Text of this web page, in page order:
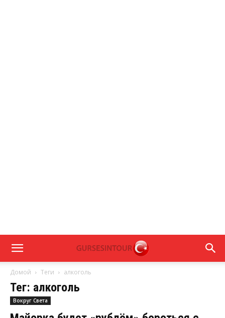
Домой Теги алкоголь
Тег: алкоголь
Вокруг Света